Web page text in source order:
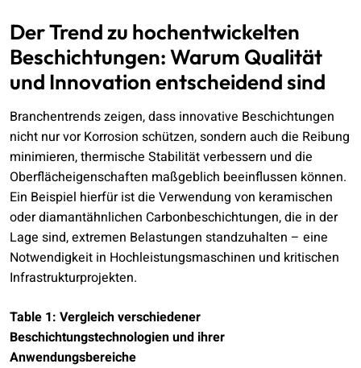
Der Trend zu hochentwickelten
Beschichtungen: Warum Qualität
und Innovation entscheidend sind
Branchentrends zeigen, dass innovative Beschichtungen
nicht nur vor Korrosion schützen, sondern auch die Reibung
minimieren, thermische Stabilität verbessern und die
Oberflächeigenschaften maßgeblich beeinflussen können.
Ein Beispiel hierfür ist die Verwendung von keramischen
oder diamantähnlichen Carbonbeschichtungen, die in der
Lage sind, extremen Belastungen standzuhalten – eine
Notwendigkeit in Hochleistungsmaschinen und kritischen
Infrastrukturprojekten.
Table 1: Vergleich verschiedener
Beschichtungstechnologien und ihrer
Anwendungsbereiche